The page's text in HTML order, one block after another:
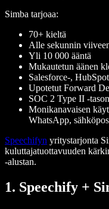
Simba tarjoaa:
70+ kieltä
Alle sekunnin
Yli 10 000 ääntä
Mukautetun äänen
Salesforce-,
Upotetut Forward
SOC 2 Type II -
Monikanavaisen
WhatsApp,
Speechifyn yritystarjonta
kuluttajatuottavuuden
-alustan.
1. Speechify +